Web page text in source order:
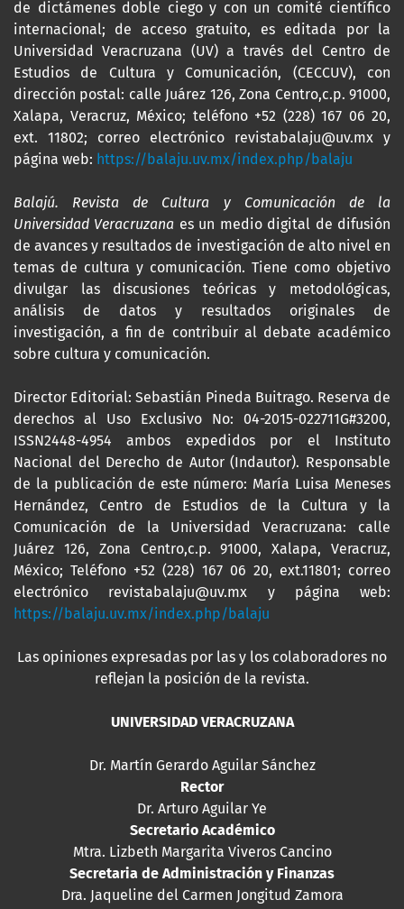
de dictámenes doble ciego y con un comité científico
internacional; de acceso gratuito, es editada por la
Universidad Veracruzana (UV) a través del Centro de
Estudios de Cultura y Comunicación, (CECCUV), con
dirección postal: calle Juárez 126, Zona Centro,c.p. 91000,
Xalapa, Veracruz, México; teléfono +52 (228) 167 06 20,
ext. 11802; correo electrónico revistabalaju@uv.mx y
página web: https://balaju.uv.mx/index.php/balaju
Balajú. Revista de Cultura y Comunicación de la
Universidad Veracruzana es un medio digital de difusión
de avances y resultados de investigación de alto nivel en
temas de cultura y comunicación. Tiene como objetivo
divulgar las discusiones teóricas y metodológicas,
análisis de datos y resultados originales de
investigación, a fin de contribuir al debate académico
sobre cultura y comunicación.
Director Editorial: Sebastián Pineda Buitrago. Reserva de
derechos al Uso Exclusivo No: 04-2015-022711G#3200,
ISSN2448-4954 ambos expedidos por el Instituto
Nacional del Derecho de Autor (Indautor). Responsable
de la publicación de este número: María Luisa Meneses
Hernández, Centro de Estudios de la Cultura y la
Comunicación de la Universidad Veracruzana: calle
Juárez 126, Zona Centro,c.p. 91000, Xalapa, Veracruz,
México; Teléfono +52 (228) 167 06 20, ext.11801; correo
electrónico revistabalaju@uv.mx y página web:
https://balaju.uv.mx/index.php/balaju
Las opiniones expresadas por las y los colaboradores no
reflejan la posición de la revista.
UNIVERSIDAD VERACRUZANA
Dr. Martín Gerardo Aguilar Sánchez
Rector
Dr. Arturo Aguilar Ye
Secretario Académico
Mtra. Lizbeth Margarita Viveros Cancino
Secretaria de Administración y Finanzas
Dra. Jaqueline del Carmen Jongitud Zamora